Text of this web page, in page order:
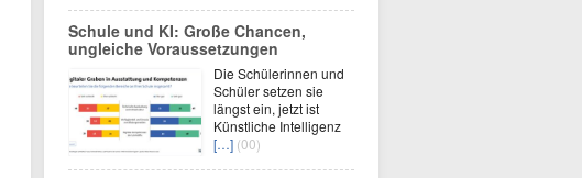
Schule und KI: Große Chancen,
ungleiche Voraussetzungen
Die Schülerinnen und
Schüler setzen sie
längst ein, jetzt ist
Künstliche Intelligenz
[…] (00)